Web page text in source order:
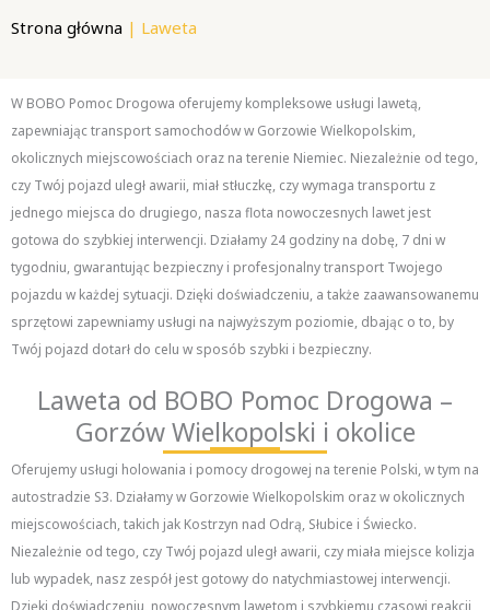
Strona główna | Laweta
W BOBO Pomoc Drogowa oferujemy kompleksowe usługi lawetą,
zapewniając transport samochodów w Gorzowie Wielkopolskim,
okolicznych miejscowościach oraz na terenie Niemiec. Niezależnie od tego,
czy Twój pojazd uległ awarii, miał stłuczkę, czy wymaga transportu z
jednego miejsca do drugiego, nasza flota nowoczesnych lawet jest
gotowa do szybkiej interwencji. Działamy 24 godziny na dobę, 7 dni w
tygodniu, gwarantując bezpieczny i profesjonalny transport Twojego
pojazdu w każdej sytuacji. Dzięki doświadczeniu, a także zaawansowanemu
sprzętowi zapewniamy usługi na najwyższym poziomie, dbając o to, by
Twój pojazd dotarł do celu w sposób szybki i bezpieczny.
Laweta od BOBO Pomoc Drogowa –
Gorzów Wielkopolski i okolice
Oferujemy usługi holowania i pomocy drogowej na terenie Polski, w tym na
autostradzie S3. Działamy w Gorzowie Wielkopolskim oraz w okolicznych
miejscowościach, takich jak Kostrzyn nad Odrą, Słubice i Świecko.
Niezależnie od tego, czy Twój pojazd uległ awarii, czy miała miejsce kolizja
lub wypadek, nasz zespół jest gotowy do natychmiastowej interwencji.
Dzięki doświadczeniu, nowoczesnym lawetom i szybkiemu czasowi reakcji